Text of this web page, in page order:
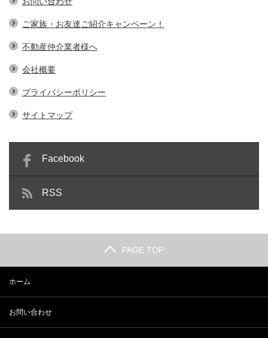
ご家族・お友達ご紹介キャンペーン！
不動産仲介業者様へ
会社概要
プライバシーポリシー
サイトマップ
Facebook
RSS
PAGE TOP
ホーム
お問い合わせ